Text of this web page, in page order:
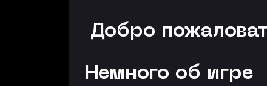
Добро
Немного об игре